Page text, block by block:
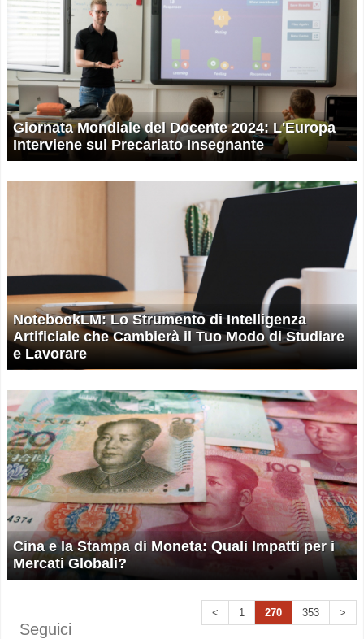
Giornata Mondiale del Docente 2024: L'Europa
Interviene sul Precariato Insegnante
NotebookLM: Lo Strumento di Intelligenza
Artificiale che Cambierà il Tuo Modo di Studiare
e Lavorare
Cina e la Stampa di Moneta: Quali Impatti per i
Mercati Globali?
< 1 270 353 >
Seguici